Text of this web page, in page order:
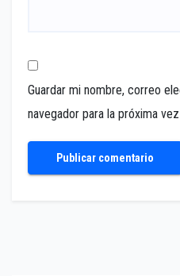
Guardar mi nombre, correo
navegador para la próxima